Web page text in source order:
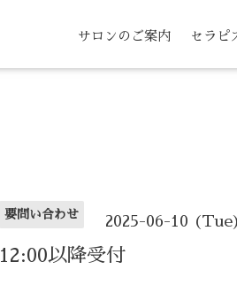
サロンのご案内 セラピ
要問い合わせ 2025-06-10 (Tue)
12:00以降受付